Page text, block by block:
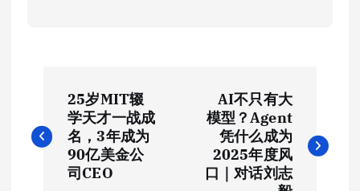
章
25岁MIT辍
学天才一战成
名，3年成为
90亿美金公
司CEO
AI不只有大
模型？Agent
凭什么成为
2025年度风
口｜对话刘志